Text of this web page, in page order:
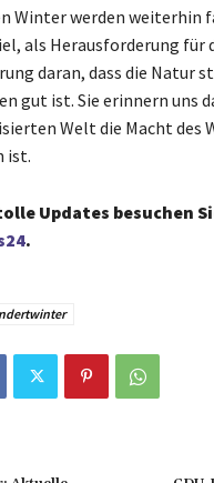
Winter werden weiterhin
als Herausforderung für
daran, dass die Natur
gut ist. Sie erinnern uns
Welt die Macht des
ist.
Updates besuchen
.